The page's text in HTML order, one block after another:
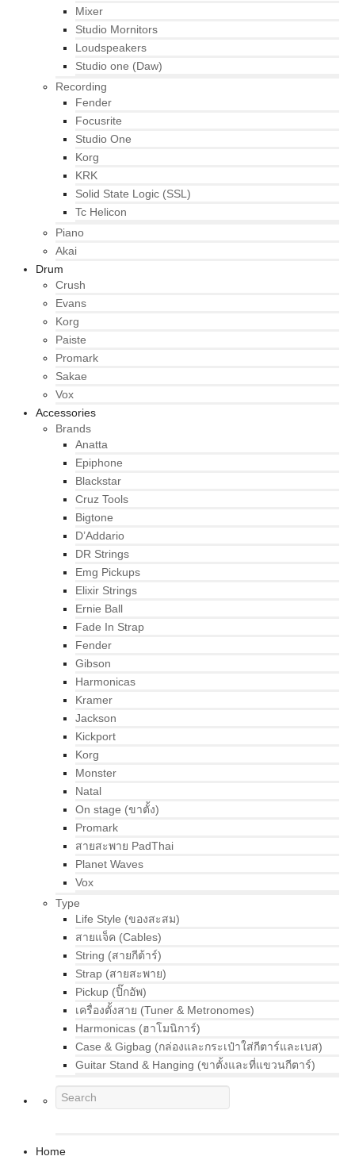
Mixer
Studio Mornitors
Loudspeakers
Studio one (Daw)
Recording
Fender
Focusrite
Studio One
Korg
KRK
Solid State Logic (SSL)
Tc Helicon
Piano
Akai
Drum
Crush
Evans
Korg
Paiste
Promark
Sakae
Vox
Accessories
Brands
Anatta
Epiphone
Blackstar
Cruz Tools
Bigtone
D’Addario
DR Strings
Emg Pickups
Elixir Strings
Ernie Ball
Fade In Strap
Fender
Gibson
Harmonicas
Kramer
Jackson
Kickport
Korg
Monster
Natal
On stage (ขาตั้ง)
Promark
สายสะพาย PadThai
Planet Waves
Vox
Type
Life Style (ของสะสม)
สายแจ็ค (Cables)
String (สายกีต้าร์)
Strap (สายสะพาย)
Pickup (ปิ๊กอัพ)
เครื่องตั้งสาย (Tuner & Metronomes)
Harmonicas (ฮาโมนิการ์)
Case & Gigbag (กล่องและกระเป๋าใส่กีตาร์และเบส)
Guitar Stand & Hanging (ขาตั้งและที่แขวนกีตาร์)
Home